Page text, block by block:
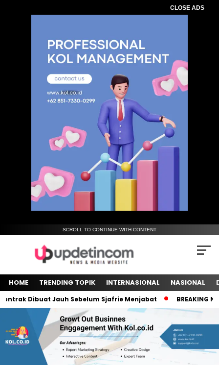
CLOSE ADS
SCROLL TO CONTINUE WITH CONTENT
HOME TRENDING TOPIK INTERNASIONAL NASIONAL
Dibuat Jauh Sebelum Sjafrie Menjabat BREAKING